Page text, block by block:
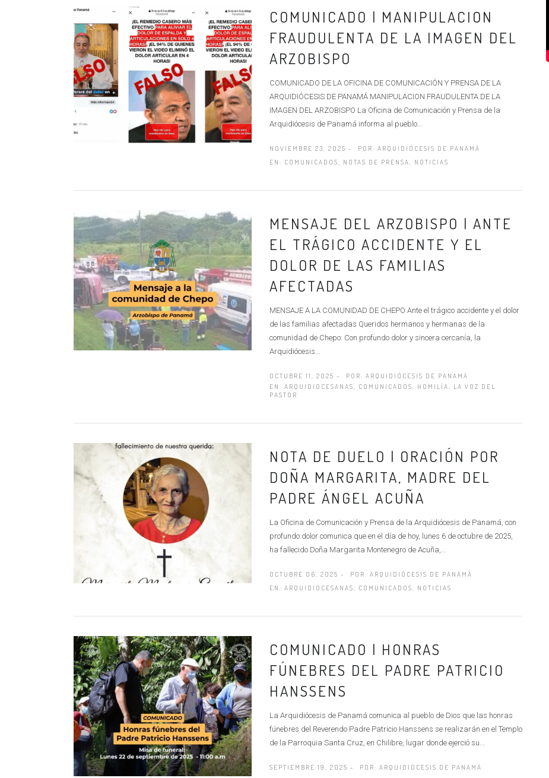
COMUNICADO | MANIPULACION
FRAUDULENTA DE LA IMAGEN DEL
ARZOBISPO
COMUNICADO DE LA OFICINA DE COMUNICACIÓN Y PRENSA DE LA
ARQUIDIÓCESIS DE PANAMÁ MANIPULACION FRAUDULENTA DE LA
IMAGEN DEL ARZOBISPO La Oficina de Comunicación y Prensa de la
Arquidiócesis de Panamá informa al pueblo...
NOVIEMBRE 23, 2025 - POR: ARQUIDIÓCESIS DE PANAMÁ
EN: COMUNICADOS, NOTAS DE PRENSA, NOTICIAS
MENSAJE DEL ARZOBISPO | ANTE
EL TRÁGICO ACCIDENTE Y EL
DOLOR DE LAS FAMILIAS
AFECTADAS
MENSAJE A LA COMUNIDAD DE CHEPO Ante el trágico accidente y el dolor
de las familias afectadas Queridos hermanos y hermanas de la
comunidad de Chepo: Con profundo dolor y sincera cercanía, la
Arquidiócesis...
OCTUBRE 11, 2025 - POR: ARQUIDIÓCESIS DE PANAMÁ
EN: ARQUIDIOCESANAS, COMUNICADOS, HOMILÍA, LA VOZ DEL
PASTOR
NOTA DE DUELO | ORACIÓN POR
DOÑA MARGARITA, MADRE DEL
PADRE ÁNGEL ACUÑA
La Oficina de Comunicación y Prensa de la Arquidiócesis de Panamá, con
profundo dolor comunica que en el día de hoy, lunes 6 de octubre de 2025,
ha fallecido Doña Margarita Montenegro de Acuña,...
OCTUBRE 06, 2025 - POR: ARQUIDIÓCESIS DE PANAMÁ
EN: ARQUIDIOCESANAS, COMUNICADOS, NOTICIAS
COMUNICADO | HONRAS
FÚNEBRES DEL PADRE PATRICIO
HANSSENS
La Arquidiócesis de Panamá comunica al pueblo de Dios que las honras
fúnebres del Reverendo Padre Patricio Hanssens se realizarán en el Templo
de la Parroquia Santa Cruz, en Chilibre, lugar donde ejerció su...
SEPTIEMBRE 19, 2025 - POR: ARQUIDIÓCESIS DE PANAMÁ